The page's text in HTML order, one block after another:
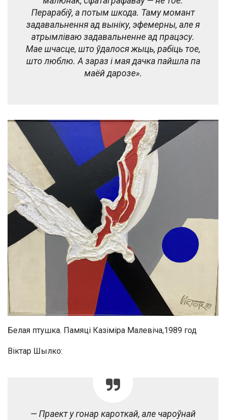
Перарабіў, а потым шкода. Таму момант
задавальнення ад выніку, эфемерны, але я
атрымліваю задавальненне ад працэсу.
Мае шчасце, што ўдалося жыць, рабіць тое,
што люблю. А зараз і мая дачка пайшла па
маёй дарозе».
Белая птушка. Памяці Казіміра Малевіча,1989 год
Віктар Шылко:
— Праект у гонар кароткай, але чароўнай